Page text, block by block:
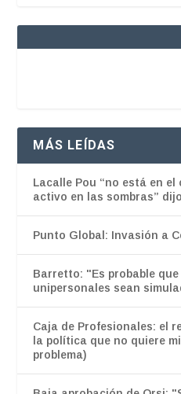
MÁS LEÍDAS
Lacalle Pou “no está en
activo en las sombras”
Punto Global: Invasión a
Barretto: "Es probable
unipersonales sean
Caja de Profesionales: el
la política que no quiere
problema)